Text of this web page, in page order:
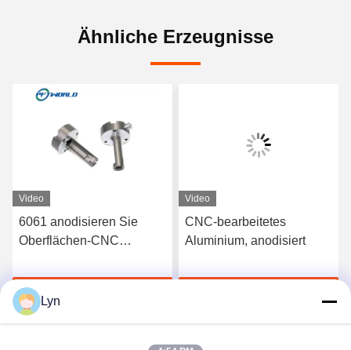
Ähnliche Erzeugnisse
Video
6061 anodisieren Sie
Oberflächen-CNC
Aluminiumteile schnelles
3D druckte Service
Video
CNC-bearbeitetes
Aluminium, anodisiert
Lyn